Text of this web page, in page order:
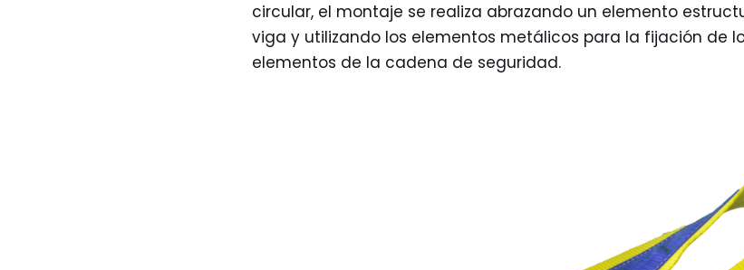
circular, el montaje se realiza abrazando un elemento
viga y utilizando los elementos metálicos para la fijación de
elementos de la cadena de seguridad.